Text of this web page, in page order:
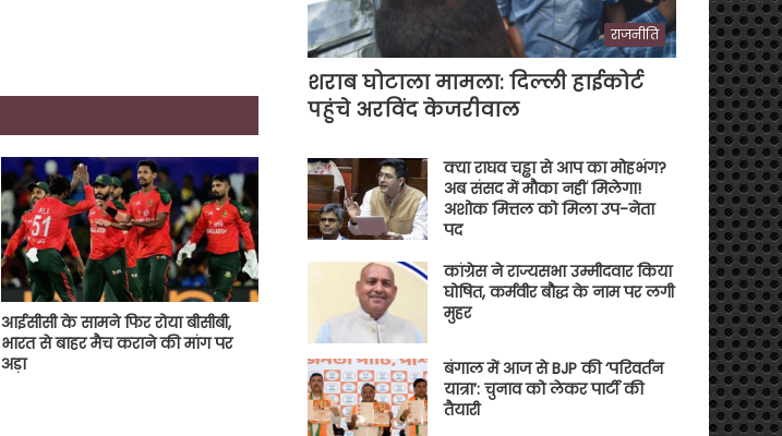
आईसीसी के सामने फिर रोया बीसीबी,
भारत से बाहर मैच कराने की मांग पर
अड़ा
राजनीति
शराब घोटाला मामला: दिल्ली हाईकोर्ट
पहुंचे अरविंद केजरीवाल
क्या राघव चड्ढा से आप का मोहभंग?
अब संसद में मौका नहीं मिलेगा!
अशोक मित्तल को मिला उप-नेता
पद
कांग्रेस ने राज्यसभा उम्मीदवार किया
घोषित, कर्मवीर बौद्ध के नाम पर लगी
मुहर
बंगाल में आज से BJP की ‘परिवर्तन
यात्रा’: चुनाव को लेकर पार्टी की
तैयारी